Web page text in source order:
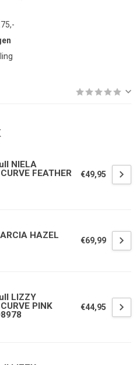
NIELA
FEATHER
€49,95
HAZEL
€69,99
LIZZY
PINK
€44,95